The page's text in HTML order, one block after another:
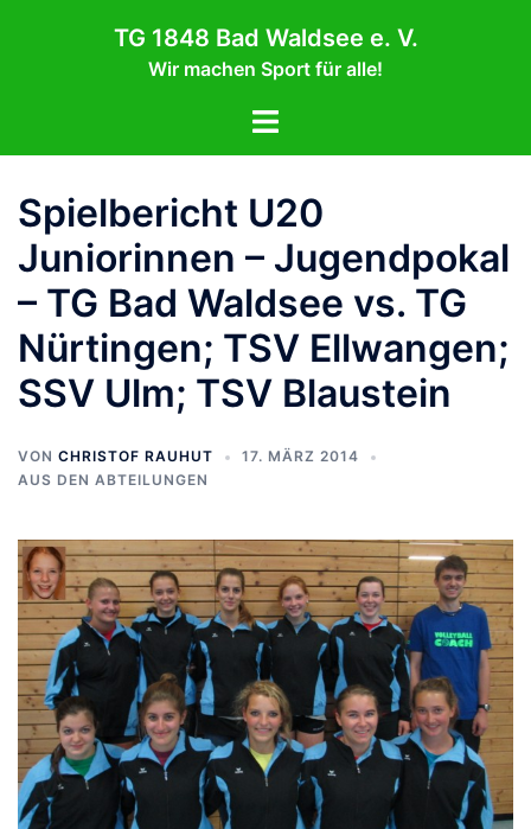
TG 1848 Bad Waldsee e. V.
Wir machen Sport für alle!
Menü
Spielbericht U20
Juniorinnen – Jugendpokal
– TG Bad Waldsee vs. TG
Nürtingen; TSV Ellwangen;
SSV Ulm; TSV Blaustein
VON CHRISTOF RAUHUT
17. MÄRZ 2014
AUS DEN ABTEILUNGEN